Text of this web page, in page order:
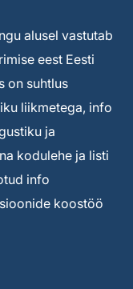
alusel vastutab
eest Eesti
on suhtlus
liikmetega, info
ja
kodulehe ja listi
info
koostöö